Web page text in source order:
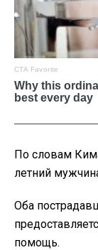
По словам
летний
Оба
помощь.